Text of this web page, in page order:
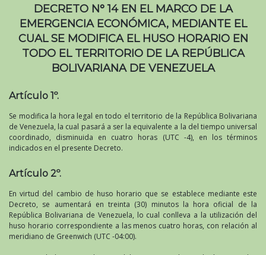
DECRETO N° 14 EN EL MARCO DE LA
EMERGENCIA ECONÓMICA, MEDIANTE EL
CUAL SE MODIFICA EL HUSO HORARIO EN
TODO EL TERRITORIO DE LA REPÚBLICA
BOLIVARIANA DE VENEZUELA
Artículo 1º.
Se modifica la hora legal en todo el territorio de la República Bolivariana
de Venezuela, la cual pasará a ser la equivalente a la del tiempo universal
coordinado, disminuida en cuatro horas (UTC -4), en los términos
indicados en el presente Decreto.
Artículo 2º.
En virtud del cambio de huso horario que se establece mediante este
Decreto, se aumentará en treinta (30) minutos la hora oficial de la
República Bolivariana de Venezuela, lo cual conlleva a la utilización del
huso horario correspondiente a las menos cuatro horas, con relación al
meridiano de Greenwich (UTC -04:00).